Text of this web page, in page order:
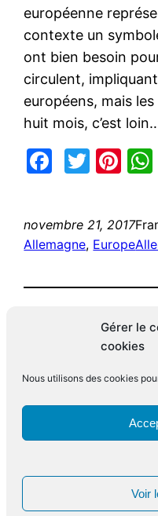
Gérer le
cookies
Nous utilisons des cookies
Voir
européenne
contexte un
ont bien besoin
circulent,
européens, mais
huit mois, c’est
novembre 21, 2017
Allemagne, Europe
Le blog de